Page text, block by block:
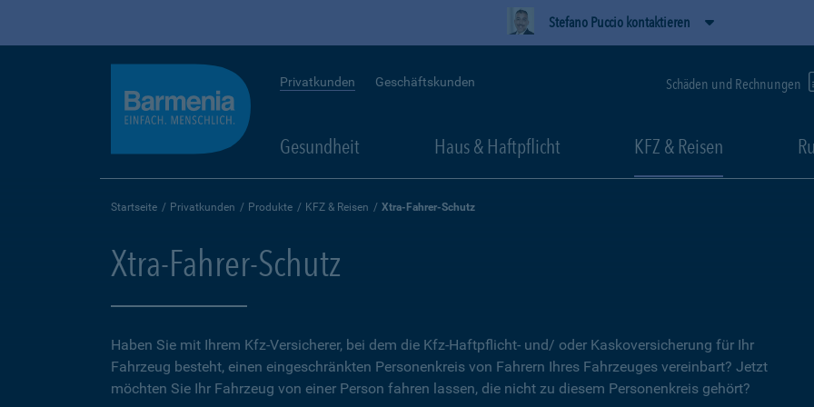
Stefano Puccio kontaktieren
Privatkunden Geschäftskunden Schäden und Rechnungen
Gesundheit Haus & Haftpflicht KFZ & Reisen
Startseite Privatkunden Produkte KFZ & Reisen Xtra-Fahrer-Schutz
Xtra-Fahrer-Schutz
Haben Sie mit Ihrem Kfz-Versicherer, bei dem die Kfz-Haftpflicht- und/ oder Kaskoversicherung für Ihr
Fahrzeug besteht, einen eingeschränkten Personenkreis von Fahrern Ihres Fahrzeuges vereinbart? Jetzt
möchten Sie Ihr Fahrzeug von einer Person fahren lassen, die nicht zu diesem Personenkreis gehört?